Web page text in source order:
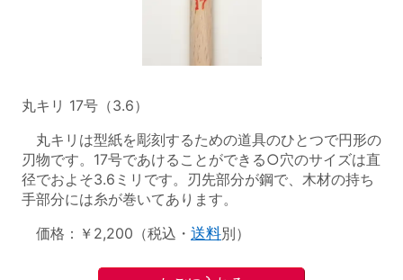
丸キリ 17号（3.6）
丸キリは型紙を彫刻するための道具のひとつで円形の
刃物です。17号であけることができる○穴のサイズは直
径でおよそ3.6ミリです。刃先部分が鋼で、木材の持ち
手部分には糸が巻いてあります。
価格：￥2,200（税込・ 送料別）